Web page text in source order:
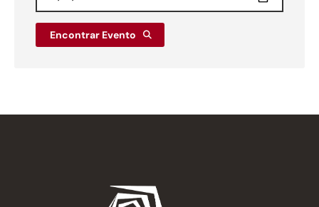
Encontrar Evento